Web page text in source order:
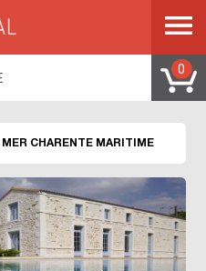
0
CHARENTE MARITIME